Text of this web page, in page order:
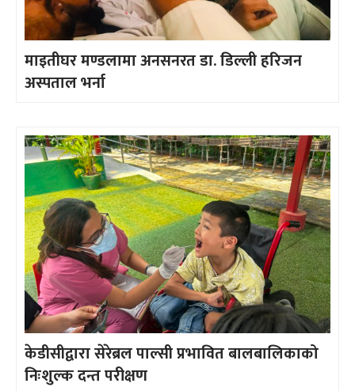
माइतीघर मण्डलामा अनसनरत डा. डिल्ली हरिजन
अस्पताल भर्ना
केडीसीद्वारा सेरेब्रल पाल्सी प्रभावित बालबालिकाको
निःशुल्क दन्त परीक्षण